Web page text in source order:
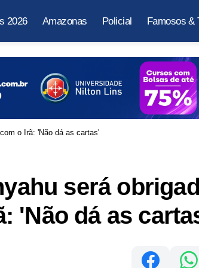
2026 Amazonas Policial Famosos &
o Irã: 'Não dá as cartas'
será
'Não dá as